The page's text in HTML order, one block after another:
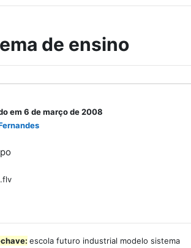
de ensino
em 6 de março de 2008
.flv
escola futuro industrial modelo sistema